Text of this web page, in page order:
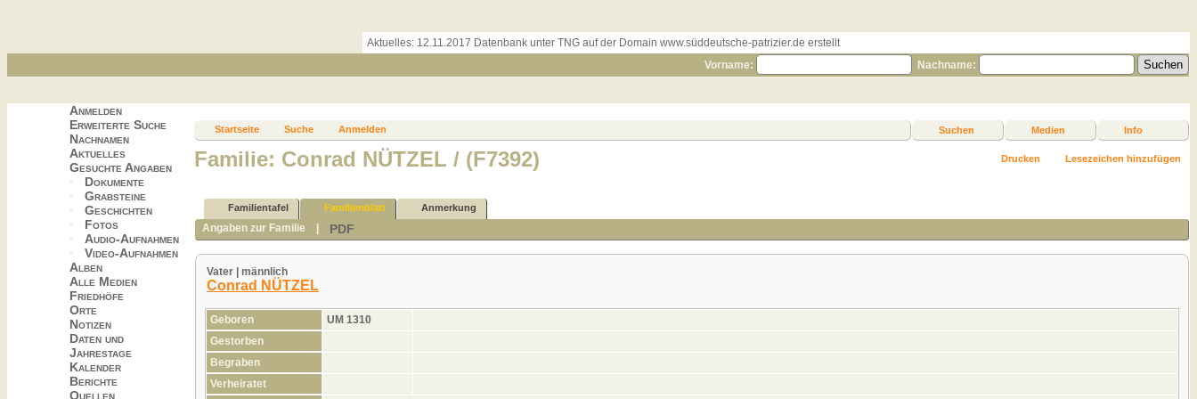
Aktuelles: 12.11.2017 Datenbank unter TNG auf der Domain www.süddeutsche-patrizier.de erstellt
Vorname:
Nachname:
Anmelden
Erweiterte Suche
Nachnamen
Aktuelles
Gesuchte Angaben
Dokumente
Grabsteine
Geschichten
Fotos
Audio-Aufnahmen
Video-Aufnahmen
Alben
Alle Medien
Friedhöfe
Orte
Notizen
Daten und
Jahrestage
Kalender
Berichte
Quellen
Startseite Suche Anmelden Suchen Medien Info
Drucken Lesezeichen hinzufügen
Familie: Conrad NÜTZEL / (F7392)
Familientafel Familienblatt Anmerkung
Angaben zur Familie PDF
Vater | männlich
Conrad NÜTZEL
Geboren
UM 1310
Gestorben
Begraben
Verheiratet